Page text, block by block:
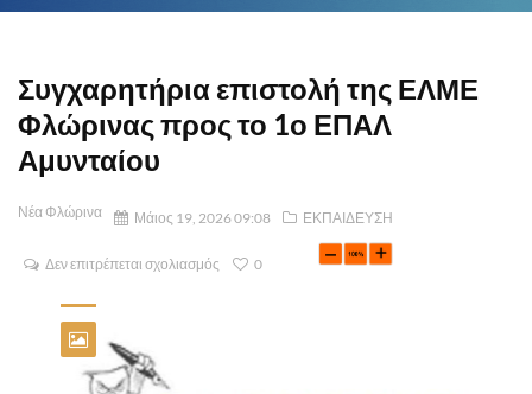
Συγχαρητήρια επιστολή της ΕΛΜΕ
Φλώρινας προς το 1ο ΕΠΑΛ
Αμυνταίου
Νέα Φλώρινα Μάιος 19, 2026 09:08 ΕΚΠΑΙΔΕΥΣΗ
Δεν επιτρέπεται σχολιασμός 0